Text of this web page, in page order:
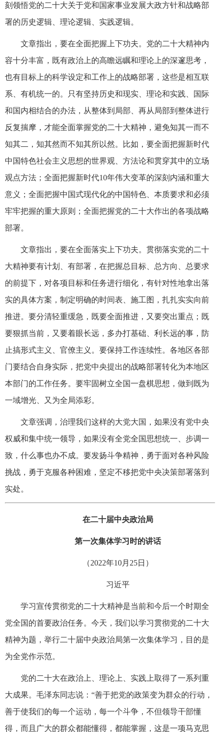
刻领悟党的二十大关于党和国家事业发展大政方针和战略部
署的历史逻辑、理论逻辑、实践逻辑。
文章指出，要在全面把握上下功夫。党的二十大精神内
容十分丰富，既有政治上的高瞻远瞩和理论上的深邃思考，
也有目标上的科学设定和工作上的战略部署，这些是相互联
系、有机统一的。只有坚持历史和现实、理论和实践、国际
和国内相结合的办法，从整体到局部、再从局部到整体进行
反复揣摩，才能全面掌握党的二十大精神，避免知其一而不
知其二，知其然而不知其所以然。比如，要全面把握新时代
中国特色社会主义思想的世界观、方法论和贯穿其中的立场
观点方法；全面把握新时代10年伟大变革的深刻内涵和重大
意义；全面把握中国式现代化的中国特色、本质要求和必须
牢牢把握的重大原则；全面把握党的二十大作出的各项战略
部署。
文章指出，要在全面落实上下功夫。贯彻落实党的二十
大精神要有计划、有部署，在把握总目标、总方向、总要求
的前提下，对各项目标和任务进行细化，有针对性地拿出落
实的具体方案，制定明确的时间表、施工图，扎扎实实向前
推进。要分清轻重缓急，既要全面推进，又要突出重点；既
要狠抓当前，又要着眼长远，多办打基础、利长远的事，防
止搞形式主义、官僚主义。要保持工作连续性。各地区各部
门要结合自身实际，把党中央提出的战略部署转化为本地区
本部门的工作任务。要牢固树立全国一盘棋思想，做到既为
一域增光、又为全局添彩。
文章强调，治理我们这样的大党大国，如果没有党中央
权威和集中统一领导，如果没有全党全国思想统一、步调一
致，什么事也办不成。要发扬斗争精神，勇于面对各种风险
挑战，勇于克服各种困难，坚定不移把党中央决策部署落到
实处。
在二十届中央政治局
第一次集体学习时的讲话
（2022年10月25日）
习近平
学习宣传贯彻党的二十大精神是当前和今后一个时期全
党全国的首要政治任务。今天，我们以学习贯彻党的二十大
精神为题，举行二十届中央政治局第一次集体学习，目的是
为全党作示范。
党的二十大在政治上、理论上、实践上取得了一系列重
大成果。毛泽东同志说：“善于把党的政策变为群众的行动，
善于使我们的每一个运动，每一个斗争，不但领导干部懂
得，而且广大的群众都能懂得，都能掌握，这是一项马克思